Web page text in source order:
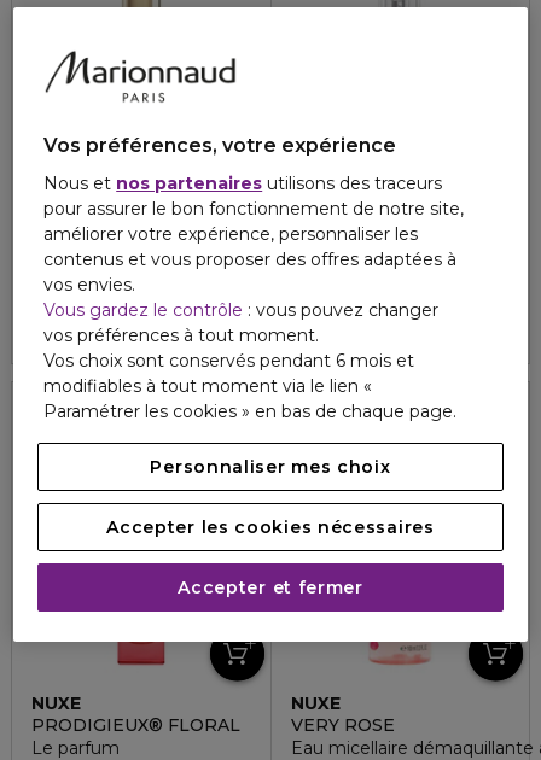
NUXE
SUPER SERUM
Le concentré anti-âge universel
96,10 €
NUXE
NUXE SUN
Eau délicieuse parfumante
4.8
NUXE
PRODIGIEUX® FLORAL
Le parfum
NUXE
VERY ROSE
Eau micellaire démaquillante
Vos préférences, votre expérience
Nous et nos partenaires utilisons des traceurs
pour assurer le bon fonctionnement de notre site,
améliorer votre expérience, personnaliser les
contenus et vous proposer des offres adaptées à
vos envies.
Vous gardez le contrôle : vous pouvez changer
vos préférences à tout moment.
Vos choix sont conservés pendant 6 mois et
modifiables à tout moment via le lien «
Paramétrer les cookies » en bas de chaque page.
Personnaliser mes choix
Accepter les cookies nécessaires
Accepter et fermer